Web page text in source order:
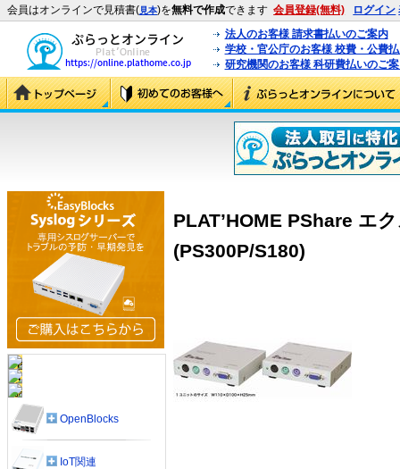
会員はオンラインで見積書(見本)を無料で作成できます 会員登録(無料) ログイン
法人のお客様 請求書払いのご案内
学校・官公庁のお客様 校費・公費
研究機関のお客様 科研費払いのご
PLAT’HOME PShare エ
(PS300P/S180)
OpenBlocks
IoT関連